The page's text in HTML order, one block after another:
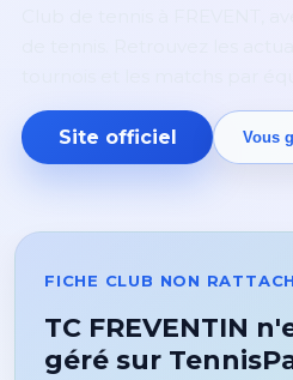
Site officiel Vous
FICHE CLUB NON
TC FREVENTIN
géré sur